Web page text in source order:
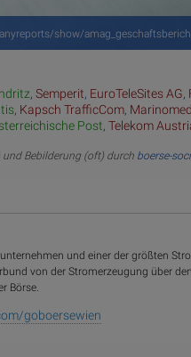
show/
, Semperit, EuroTeleSites AG,
, Kapsch TrafficCom,
Post, Telekom
und Bebilderung (oft) durch boerse-
und einer der größten
von der Stromerzeugung über
Börse.
goboersewien